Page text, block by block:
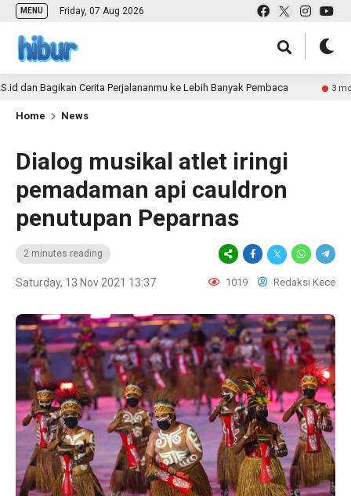
MENU Friday, 07 Aug 2026
Cerita Perjalananmu ke Lebih Banyak Pembaca 3 month ago
Home News
Dialog musikal atlet iringi
pemadaman api cauldron
penutupan Peparnas
2 minutes reading
Saturday, 13 Nov 2021 13:37 1019 Redaksi Kece